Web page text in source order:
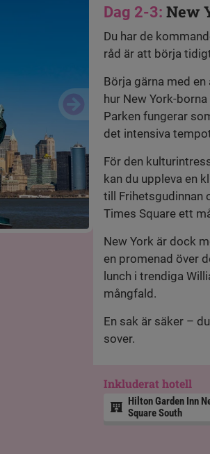
Dag 2-3:New
Du har de
råd är att börja
Börja gärna med
hur New York-
Parken fungerar
det intensiva
För den
kan du uppleva en
till Frihetsgudinnan
Times Square ett
New York är dock
en promenad över
lunch i trendiga
mångfald.
En sak är säker –
sover.
Inkluderat hotell
Hilton Garden Inn
Square South